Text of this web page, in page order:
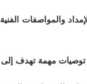
والمواصفات